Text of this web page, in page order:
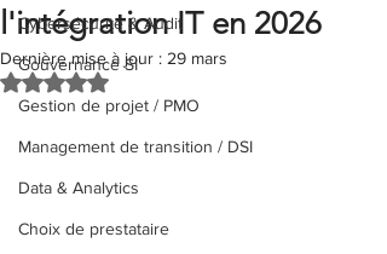
Cybersécurité & Audit
Gouvernance SI
Gestion de projet / PMO
Management de transition / DSI
Data & Analytics
Choix de prestataire
l'intégration IT en 2026
Dernière mise à jour : 29 mars
Noté NaN étoiles sur 5.